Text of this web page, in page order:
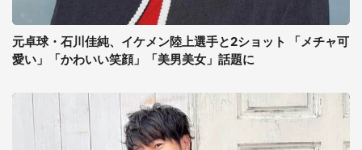
元卓球・石川佳純、イケメン陸上選手と2ショット 「メチャ可
愛い」「かわいい笑顔」「美男美女」話題に